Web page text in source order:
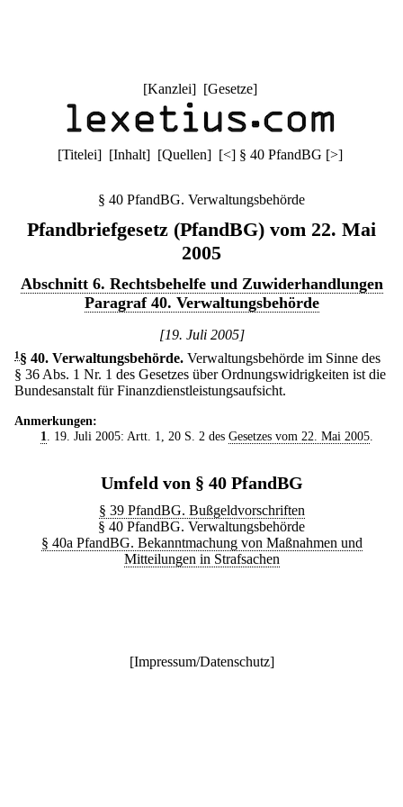
[Kanzlei] [Gesetze]
[Titelei] [Inhalt] [Quellen] [<] § 40 PfandBG [>]
§ 40 PfandBG. Verwaltungsbehörde
Pfandbriefgesetz (PfandBG) vom 22. Mai
2005
Abschnitt 6. Rechtsbehelfe und Zuwiderhandlungen
Paragraf 40. Verwaltungsbehörde
[19. Juli 2005]
1 § 40. Verwaltungsbehörde. Verwaltungsbehörde im Sinne des
§ 36 Abs. 1 Nr. 1 des Gesetzes über Ordnungswidrigkeiten ist die
Bundesanstalt für Finanzdienstleistungsaufsicht.
Anmerkungen:
1
. 19. Juli 2005: Artt. 1, 20 S. 2 des Gesetzes vom 22. Mai 2005.
Umfeld von § 40 PfandBG
§ 39 PfandBG. Bußgeldvorschriften
§ 40 PfandBG. Verwaltungsbehörde
§ 40a PfandBG. Bekanntmachung von Maßnahmen und
Mitteilungen in Strafsachen
[Impressum/Datenschutz]